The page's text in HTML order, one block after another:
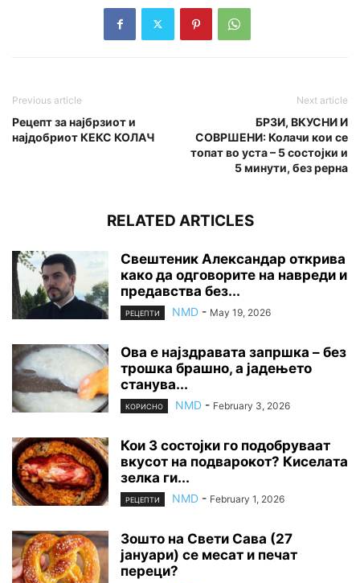
Previous article
Рецепт за најбрзиот и
најдобриот КЕКС КОЛАЧ
Next article
БРЗИ, ВКУСНИ И
СОВРШЕНИ: Колачи кои се
топат во уста – 5 состојки и
5 минути, без рерна
RELATED ARTICLES
Свештеник Александар открива
како да одговорите на навреди и
предавства без...
РЕЦЕПТИ NMD - May 19, 2026
Ова е најздравата запршка – без
трошка брашно, а јадењето
станува...
КОРИСНО NMD - February 3, 2026
Кои 3 состојки го подобруваат
вкусот на подварокот? Киселата
зелка ги...
РЕЦЕПТИ NMD - February 1, 2026
Зошто на Свети Сава (27
јануари) се месат и печат
переци?